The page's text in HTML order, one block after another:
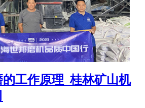
工作原理_桂林矿山机